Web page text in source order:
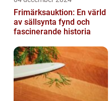
Frimärksauktion: En värld
av sällsynta fynd och
fascinerande historia